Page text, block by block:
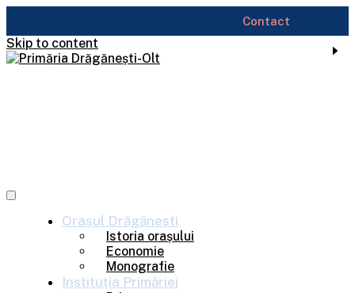
Skip to content
Orașul Drăgănești
Istoria orașului
Economie
Monografie
Instituția Primăriei
Contact